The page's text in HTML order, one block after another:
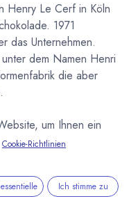
Henry Le Cerf in Köln
1971
das Unternehmen.
dem Namen Henri
die aber
Abonnieren
um Ihnen ein
Cookie-Richtlinien
Ich stimme zu